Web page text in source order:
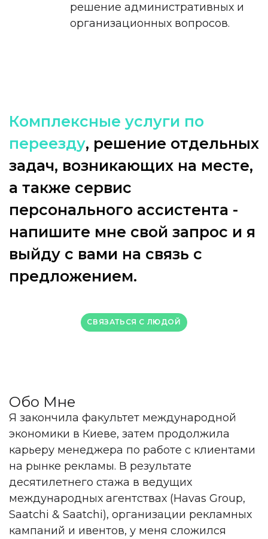
решение административных и
организационных вопросов.
Комплексные услуги по
переезду, решение отдельных
задач, возникающих на месте,
а также сервис
персонального ассистента -
напишите мне свой запрос и я
выйду с вами на связь с
предложением.
СВЯЗАТЬСЯ C ЛЮДОЙ
Обо Мне
Я закончила факультет международной
экономики в Киеве, затем продолжила
карьеру менеджера по работе с клиентами
на рынке рекламы. В результате
десятилетнего стажа в ведущих
международных агентствах (Havas Group,
Saatchi & Saatchi), организации рекламных
кампаний и ивентов, у меня сложился